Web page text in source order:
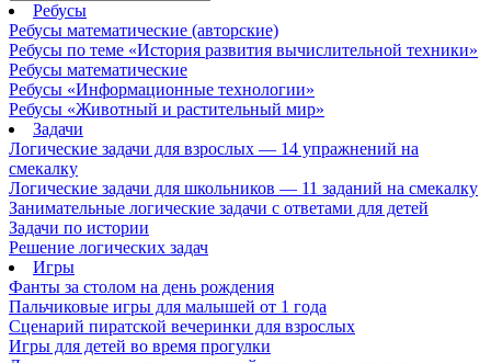
Ребусы
Ребусы математические (авторские)
Ребусы по теме «История развития вычислительной техники»
Ребусы математические
Ребусы «Информационные технологии»
Ребусы «Животный и растительный мир»
Задачи
Логические задачи для взрослых — 14 упражнений на
смекалку
Логические задачи для школьников — 11 заданий на смекалку
Занимательные логические задачи с ответами для детей
Задачи по истории
Решение логических задач
Игры
Фанты за столом на день рождения
Пальчиковые игры для малышей от 1 года
Сценарий пиратской вечеринки для взрослых
Игры для детей во время прогулки